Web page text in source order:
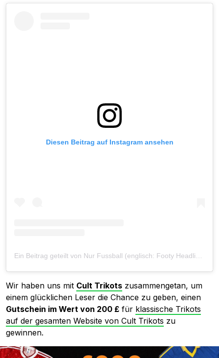
Diesen Beitrag auf Instagram ansehen
Wir haben uns mit Cult Trikots zusammengetan, um
einem glücklichen Leser die Chance zu geben, einen
Gutschein im Wert von 200 £ für klassische Trikots
auf der gesamten Website von Cult Trikots zu
gewinnen.